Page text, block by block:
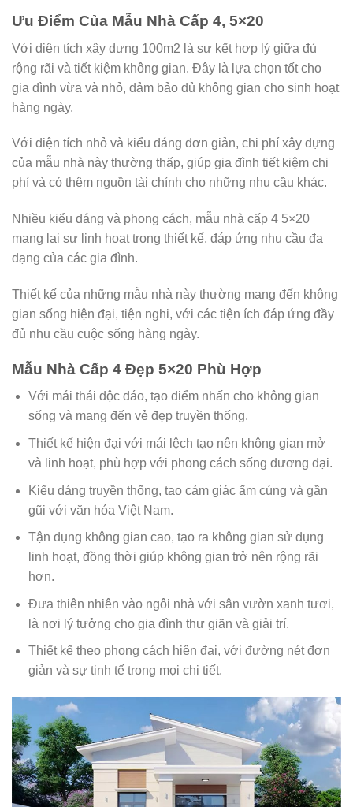
Ưu Điểm Của Mẫu Nhà Cấp 4, 5×20
Với diện tích xây dựng 100m2 là sự kết hợp lý giữa đủ
rộng rãi và tiết kiệm không gian. Đây là lựa chọn tốt cho
gia đình vừa và nhỏ, đảm bảo đủ không gian cho sinh hoạt
hàng ngày.
Với diện tích nhỏ và kiểu dáng đơn giản, chi phí xây dựng
của mẫu nhà này thường thấp, giúp gia đình tiết kiệm chi
phí và có thêm nguồn tài chính cho những nhu cầu khác.
Nhiều kiểu dáng và phong cách, mẫu nhà cấp 4 5×20
mang lại sự linh hoạt trong thiết kế, đáp ứng nhu cầu đa
dạng của các gia đình.
Thiết kế của những mẫu nhà này thường mang đến không
gian sống hiện đại, tiện nghi, với các tiện ích đáp ứng đầy
đủ nhu cầu cuộc sống hàng ngày.
Mẫu Nhà Cấp 4 Đẹp 5×20 Phù Hợp
Với mái thái độc đáo, tạo điểm nhấn cho không gian
sống và mang đến vẻ đẹp truyền thống.
Thiết kế hiện đại với mái lệch tạo nên không gian mở
và linh hoạt, phù hợp với phong cách sống đương đại.
Kiểu dáng truyền thống, tạo cảm giác ấm cúng và gần
gũi với văn hóa Việt Nam.
Tận dụng không gian cao, tạo ra không gian sử dụng
linh hoạt, đồng thời giúp không gian trở nên rộng rãi
hơn.
Đưa thiên nhiên vào ngôi nhà với sân vườn xanh tươi,
là nơi lý tưởng cho gia đình thư giãn và giải trí.
Thiết kế theo phong cách hiện đại, với đường nét đơn
giản và sự tinh tế trong mọi chi tiết.